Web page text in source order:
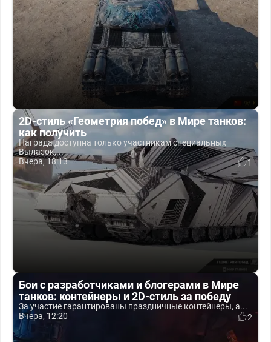
2D-стиль «Геометрия побед» в Мире танков:
как получить
Награда доступна только участникам специальных
Вылазок,...
Вчера, 18:13
1
Бои с разработчиками и блогерами в Мире
танков: контейнеры и 2D-стиль за победу
За участие гарантированы праздничные контейнеры, а...
Вчера, 12:20
2